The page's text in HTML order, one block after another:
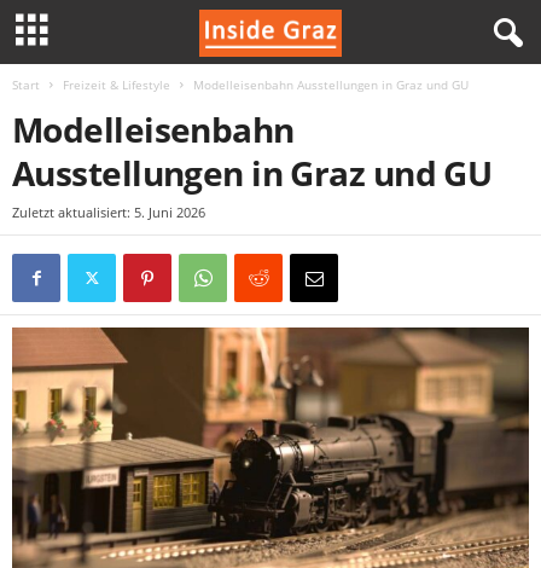
Start Freizeit & Lifestyle Modelleisenbahn Ausstellungen in Graz und GU
Modelleisenbahn
Ausstellungen in Graz und GU
Zuletzt aktualisiert: 5. Juni 2026